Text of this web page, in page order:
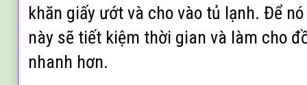
khăn giấy ướt và cho vào tủ lạnh. Để
này sẽ tiết kiệm thời gian và làm cho
nhanh hơn.